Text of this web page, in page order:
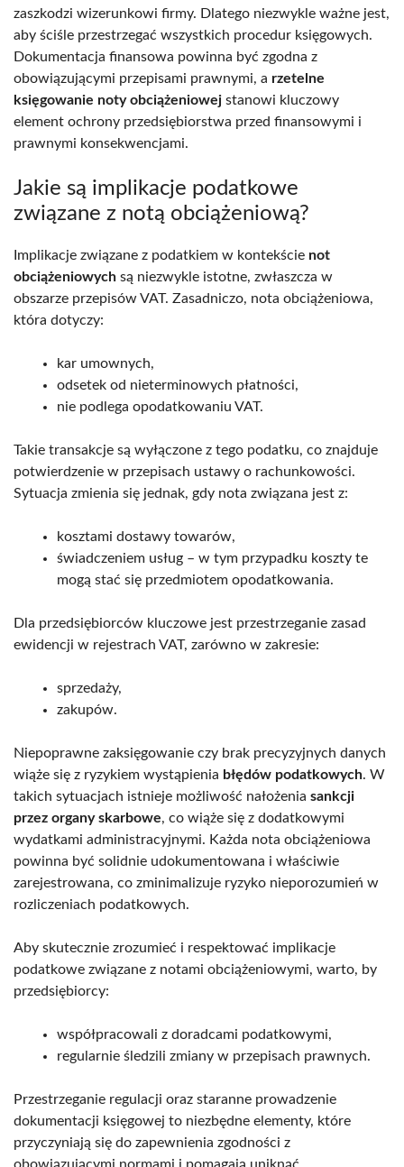
zaszkodzi wizerunkowi firmy. Dlatego niezwykle ważne jest,
aby ściśle przestrzegać wszystkich procedur księgowych.
Dokumentacja finansowa powinna być zgodna z
obowiązującymi przepisami prawnymi, a rzetelne
księgowanie noty obciążeniowej stanowi kluczowy
element ochrony przedsiębiorstwa przed finansowymi i
prawnymi konsekwencjami.
Jakie są implikacje podatkowe
związane z notą obciążeniową?
Implikacje związane z podatkiem w kontekście not
obciążeniowych są niezwykle istotne, zwłaszcza w
obszarze przepisów VAT. Zasadniczo, nota obciążeniowa,
która dotyczy:
kar umownych,
odsetek od nieterminowych płatności,
nie podlega opodatkowaniu VAT.
Takie transakcje są wyłączone z tego podatku, co znajduje
potwierdzenie w przepisach ustawy o rachunkowości.
Sytuacja zmienia się jednak, gdy nota związana jest z:
kosztami dostawy towarów,
świadczeniem usług – w tym przypadku koszty te
mogą stać się przedmiotem opodatkowania.
Dla przedsiębiorców kluczowe jest przestrzeganie zasad
ewidencji w rejestrach VAT, zarówno w zakresie:
sprzedaży,
zakupów.
Niepoprawne zaksięgowanie czy brak precyzyjnych danych
wiąże się z ryzykiem wystąpienia błędów podatkowych. W
takich sytuacjach istnieje możliwość nałożenia sankcji
przez organy skarbowe, co wiąże się z dodatkowymi
wydatkami administracyjnymi. Każda nota obciążeniowa
powinna być solidnie udokumentowana i właściwie
zarejestrowana, co zminimalizuje ryzyko nieporozumień w
rozliczeniach podatkowych.
Aby skutecznie zrozumieć i respektować implikacje
podatkowe związane z notami obciążeniowymi, warto, by
przedsiębiorcy:
współpracowali z doradcami podatkowymi,
regularnie śledzili zmiany w przepisach prawnych.
Przestrzeganie regulacji oraz staranne prowadzenie
dokumentacji księgowej to niezbędne elementy, które
przyczyniają się do zapewnienia zgodności z
obowiązującymi normami i pomagają uniknąć